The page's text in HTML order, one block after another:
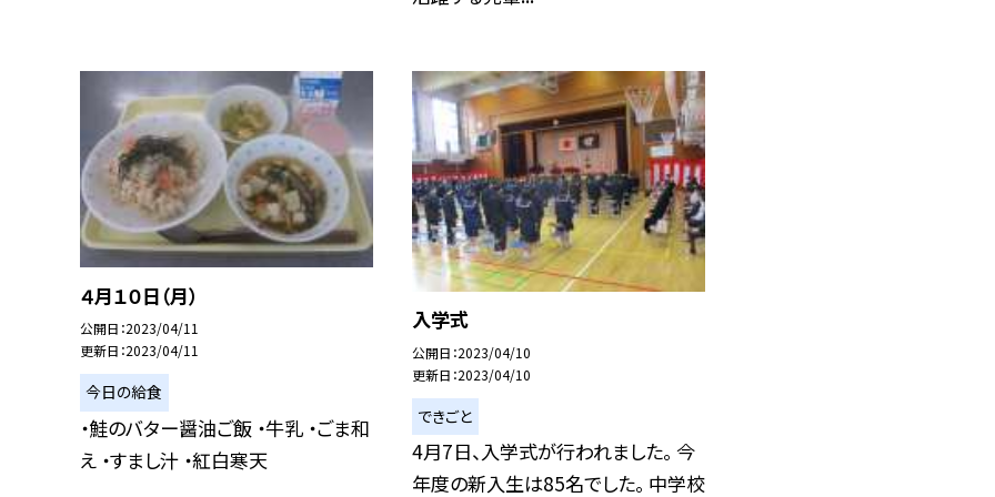
４月１０日（月）
公開日 2023/04/11
更新日 2023/04/11
今日の給食
・鮭のバター醤油ご飯 ・牛乳 ・ごま和
え ・すまし汁 ・紅白寒天
入学式
公開日 2023/04/10
更新日 2023/04/10
できごと
4月7日、入学式が行われました。 今
年度の新入生は85名でした。 中学校